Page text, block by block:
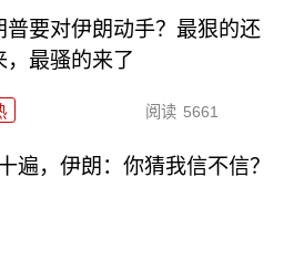
普要对伊朗动手？最狠的还
，最骚的来了
阅读 5661
遍，伊朗：你猜我信不信？